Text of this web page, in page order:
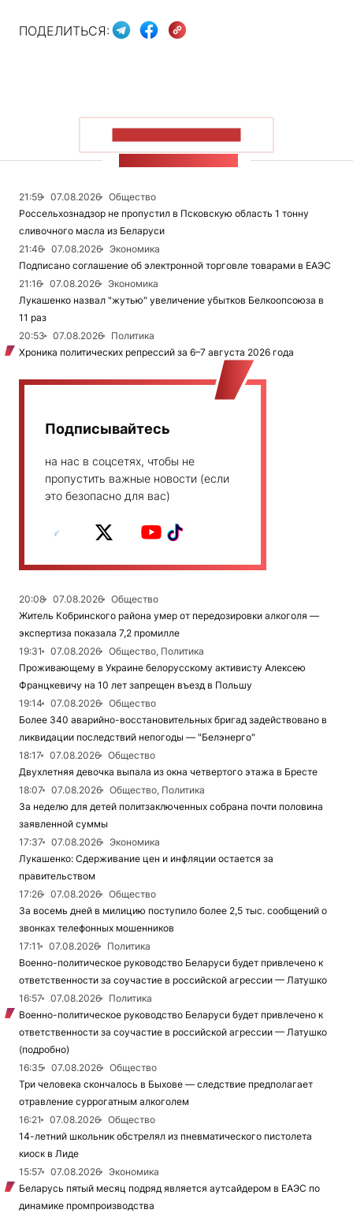
ПОДЕЛИТЬСЯ:
21:59 07.08.2026
Общество
Россельхознадзор не пропустил в Псковскую область 1 тонну
сливочного масла из Беларуси
21:46
07.08.2026
Экономика
Подписано соглашение об электронной торговле товарами в ЕАЭС
21:16
07.08.2026
Экономика
Лукашенко назвал "жутью" увеличение убытков Белкоопсоюза в
11 раз
20:53
07.08.2026
Политика
Хроника политических репрессий за 6–7 августа 2026 года
Подписывайтесь
на нас в соцсетях, чтобы не
пропустить важные новости (если
это безопасно для вас)
20:08 07.08.2026
Общество
Житель Кобринского района умер от передозировки алкоголя —
экспертиза показала 7,2 промилле
19:31
07.08.2026
Общество, Политика
Проживающему в Украине белорусскому активисту Алексею
Францкевичу на 10 лет запрещен въезд в Польшу
19:14
07.08.2026
Общество
Более 340 аварийно-восстановительных бригад задействовано в
ликвидации последствий непогоды — "Белэнерго"
18:17
07.08.2026
Общество
Двухлетняя девочка выпала из окна четвертого этажа в Бресте
18:07
07.08.2026
Общество, Политика
За неделю для детей политзаключенных собрана почти половина
заявленной суммы
17:37
07.08.2026
Экономика
Лукашенко: Сдерживание цен и инфляции остается за
правительством
17:26
07.08.2026
Общество
За восемь дней в милицию поступило более 2,5 тыс. сообщений о
звонках телефонных мошенников
17:11
07.08.2026
Политика
Военно-политическое руководство Беларуси будет привлечено к
ответственности за соучастие в российской агрессии — Латушко
16:57
07.08.2026
Политика
Военно-политическое руководство Беларуси будет привлечено к
ответственности за соучастие в российской агрессии — Латушко
(подробно)
16:35
07.08.2026
Общество
Три человека скончалось в Быхове — следствие предполагает
отравление суррогатным алкоголем
16:21
07.08.2026
Общество
14-летний школьник обстрелял из пневматического пистолета
киоск в Лиде
15:57
07.08.2026
Экономика
Беларусь пятый месяц подряд является аутсайдером в ЕАЭС по
динамике промпроизводства